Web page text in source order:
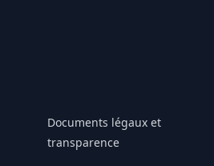
journalistique
Documents légaux et
transparence